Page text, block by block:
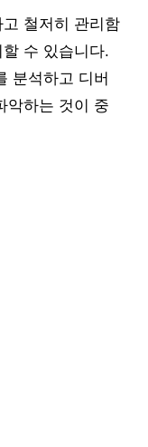
철저히 관리함
수 있습니다.
분석하고 디버
악하는 것이 중